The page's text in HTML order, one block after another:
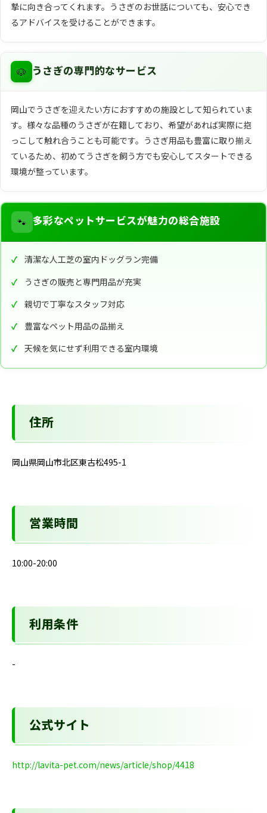
摯に向き合ってくれます。うさぎのお世話についても、安心でき
るアドバイスを受けることができます。
🐶 うさぎの専門的なサービス
岡山でうさぎを迎えたい方におすすめの施設として知られていま
す。様々な品種のうさぎが在籍しており、希望があれば実際に抱
っこして触れ合うことも可能です。うさぎ用品も豊富に取り揃え
ているため、初めてうさぎを飼う方でも安心してスタートできる
環境が整っています。
🐾 多彩なペットサービスが魅力の総合施設
清潔な人工芝の室内ドッグラン完備
うさぎの販売と専門用品が充実
親切で丁寧なスタッフ対応
豊富なペット用品の品揃え
天候を気にせず利用できる室内環境
住所
岡山県岡山市北区東古松495-1
営業時間
10:00-20:00
利用条件
-
公式サイト
http://lavita-pet.com/news/article/shop/4418